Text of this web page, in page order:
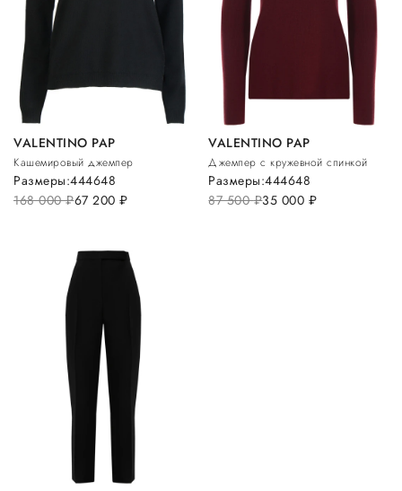
VALENTINO PAP
Кашемировый джемпер
168 000руб.67 200 руб.
Размеры:444648
VALENTINO PAP
Джемпер с кружевной спинкой
87 500руб.35 000 руб.
Размеры:444648